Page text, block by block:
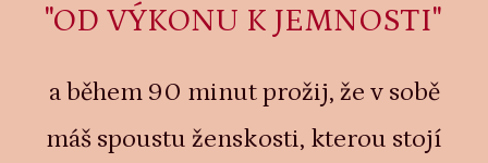
"OD VÝKONU K JEMNOSTI"
a během 90 minut prožij, že v sobě
máš spoustu ženskosti, kterou stojí